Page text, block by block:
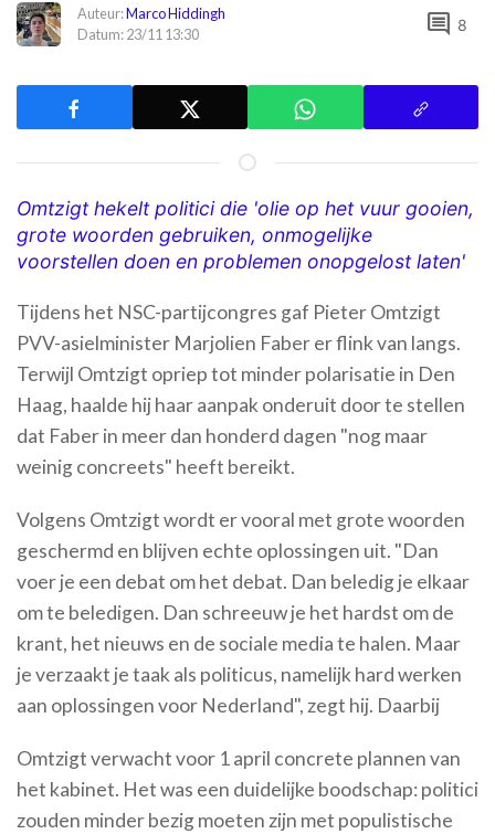
Auteur:Marco Hiddingh
Datum: 23/11 13:30
comment 8
Omtzigt hekelt politici die 'olie op het vuur gooien,
grote woorden gebruiken, onmogelijke
voorstellen doen en problemen onopgelost laten'
Tijdens het NSC-partijcongres gaf Pieter Omtzigt
PVV-asielminister Marjolien Faber er flink van langs.
Terwijl Omtzigt opriep tot minder polarisatie in Den
Haag, haalde hij haar aanpak onderuit door te stellen
dat Faber in meer dan honderd dagen "nog maar
weinig concreets" heeft bereikt.
Volgens Omtzigt wordt er vooral met grote woorden
geschermd en blijven echte oplossingen uit. "Dan
voer je een debat om het debat. Dan beledig je elkaar
om te beledigen. Dan schreeuw je het hardst om de
krant, het nieuws en de sociale media te halen. Maar
je verzaakt je taak als politicus, namelijk hard werken
aan oplossingen voor Nederland", zegt hij. Daarbij
Omtzigt verwacht voor 1 april concrete plannen van
het kabinet. Het was een duidelijke boodschap: politici
zouden minder bezig moeten zijn met populistische